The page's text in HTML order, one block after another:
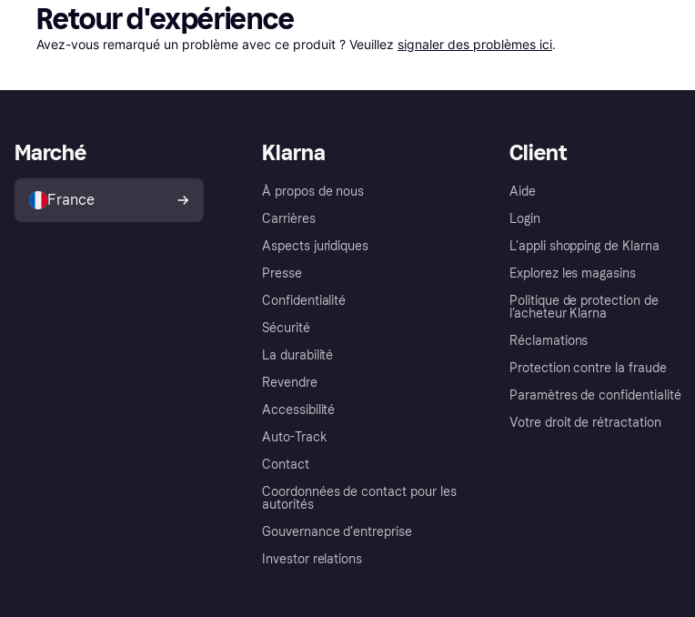
Retour d'expérience
Avez-vous remarqué un problème avec ce produit ? Veuillez signaler des problèmes ici.
Klarna
À propos de nous
Carrières
Aspects juridiques
Presse
Confidentialité
Sécurité
La durabilité
Revendre
Accessibilité
Auto-Track
Contact
Coordonnées de contact pour les
autorités
Gouvernance d’entreprise
Investor relations
Client
Aide
Login
L'appli shopping de Klarna
Explorez les magasins
Politique de protection de
l’acheteur Klarna
Réclamations
Protection contre la fraude
Paramètres de confidentialité
Votre droit de rétractation
Marché
France